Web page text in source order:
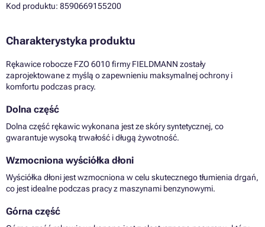
Kod produktu: 8590669155200
Charakterystyka produktu
Rękawice robocze FZO 6010 firmy FIELDMANN zostały
zaprojektowane z myślą o zapewnieniu maksymalnej ochrony i
komfortu podczas pracy.
Dolna część
Dolna część rękawic wykonana jest ze skóry syntetycznej, co
gwarantuje wysoką trwałość i długą żywotność.
Wzmocniona wyściółka dłoni
Wyściółka dłoni jest wzmocniona w celu skutecznego tłumienia drgań,
co jest idealne podczas pracy z maszynami benzynowymi.
Górna część